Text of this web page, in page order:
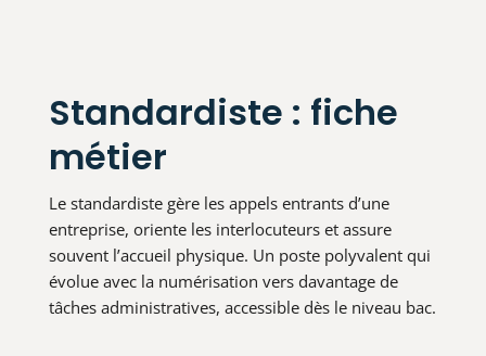
Standardiste : fiche
métier
Le standardiste gère les appels entrants d’une
entreprise, oriente les interlocuteurs et assure
souvent l’accueil physique. Un poste polyvalent qui
évolue avec la numérisation vers davantage de
tâches administratives, accessible dès le niveau bac.